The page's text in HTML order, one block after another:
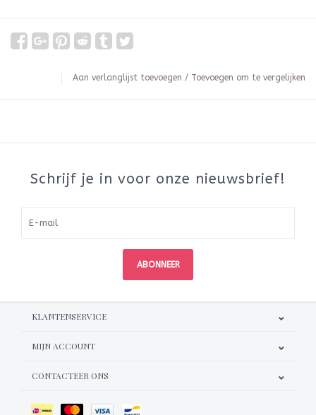
Aan verlanglijst toevoegen / Toevoegen om te vergelijken
Schrijf je in voor onze nieuwsbrief!
ABONNEER
KLANTENSERVICE
MIJN ACCOUNT
CONTACTEER ONS